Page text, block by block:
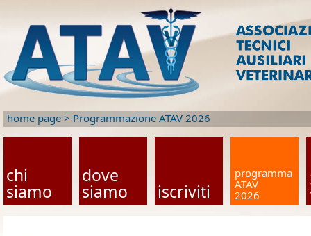
home page > Programmazione ATAV 2026
chi
siamo
dove
siamo iscriviti
programma
ATAV
2026